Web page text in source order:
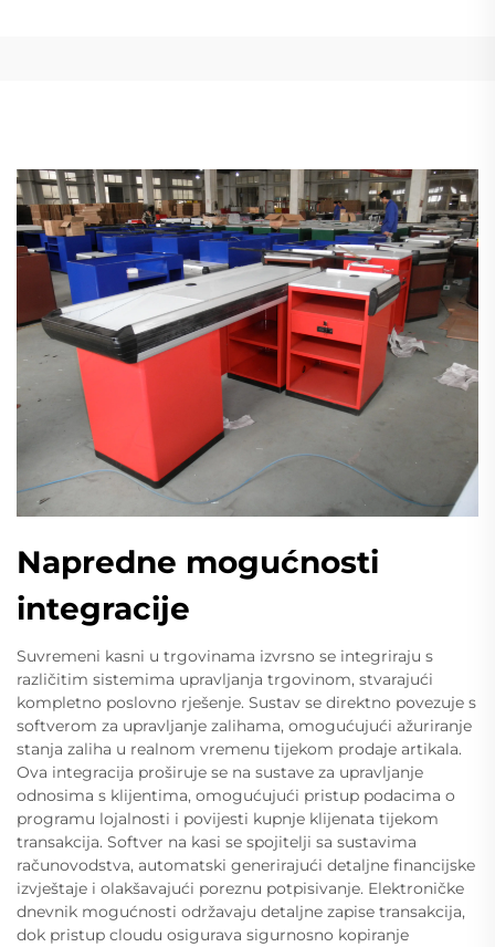
Napredne mogućnosti
integracije
Suvremeni kasni u trgovinama izvrsno se integriraju s
različitim sistemima upravljanja trgovinom, stvarajući
kompletno poslovno rješenje. Sustav se direktno povezuje s
softverom za upravljanje zalihama, omogućujući ažuriranje
stanja zaliha u realnom vremenu tijekom prodaje artikala.
Ova integracija proširuje se na sustave za upravljanje
odnosima s klijentima, omogućujući pristup podacima o
programu lojalnosti i povijesti kupnje klijenata tijekom
transakcija. Softver na kasi se spojitelji sa sustavima
računovodstva, automatski generirajući detaljne financijske
izvještaje i olakšavajući poreznu potpisivanje. Elektroničke
dnevnik mogućnosti održavaju detaljne zapise transakcija,
dok pristup cloudu osigurava sigurnosno kopiranje